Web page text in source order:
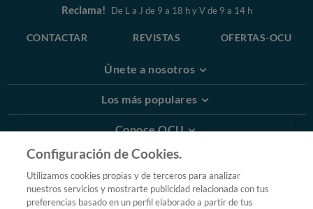
Reclama! De L a J de 9 a 18 h y V de 9 a 14 h
CONTACTAR REVISTAS OFERTAS-OCU
Únete a nosotros
Los más populares
Conoce OCU
Más Información
© 2026 OCU
Configuración de Cookies.
Utilizamos cookies propias y de terceros para analizar
nuestros servicios y mostrarte publicidad relacionada con tus
preferencias basado en un perfil elaborado a partir de tus